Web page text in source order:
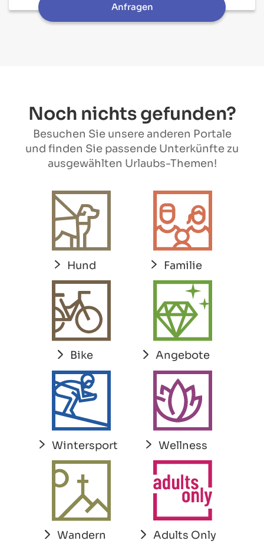
Anfragen
Noch nichts gefunden?
Besuchen Sie unsere anderen Portale
und finden Sie passende Unterkünfte zu
ausgewählten Urlaubs-Themen!
Hund Familie
Bike Angebote
Wintersport Wellness
Wandern Adults Only